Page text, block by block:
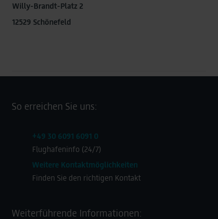
Willy-Brandt-Platz 2
12529 Schönefeld
So erreichen Sie uns:
+49 30 6091 6091 0
Flughafeninfo (24/7)
Weitere Kontaktmöglichkeiten
Finden Sie den richtigen Kontakt
Weiterführende Informationen: